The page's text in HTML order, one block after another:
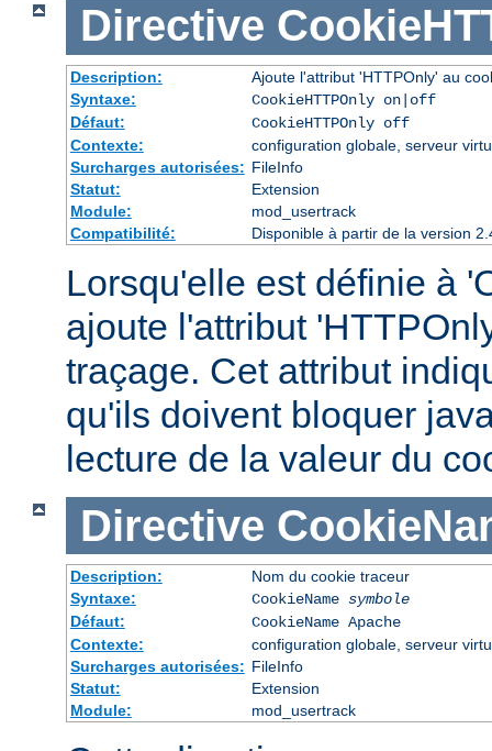
Directive
Description:
Ajoute l'attribut 'HTTPOnly' au
Syntaxe:
CookieHTTPOnly on|off
Défaut:
CookieHTTPOnly off
Contexte:
configuration globale, serveur
Surcharges autorisées: FileInfo
Statut:
Extension
Module:
mod_usertrack
Compatibilité:
Disponible à partir de la version
Lorsqu'elle est définie à
ajoute l'attribut
traçage. Cet attribut
qu'ils doivent bloquer
lecture de la valeur du
Directive
Description:
Nom du cookie traceur
Syntaxe:
CookieName symbole
Défaut:
CookieName Apache
Contexte:
configuration globale, serveur
Surcharges autorisées: FileInfo
Statut:
Extension
Module:
mod_usertrack